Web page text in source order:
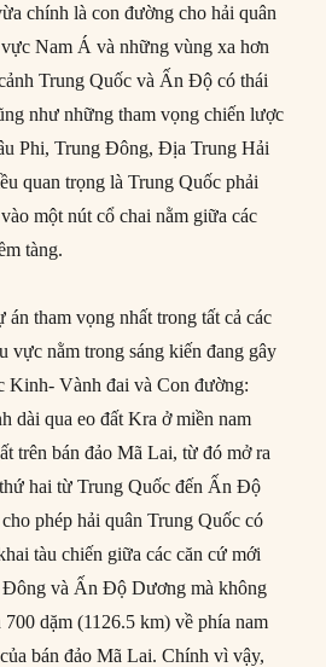
chính là con đường cho hải quân
Nam Á và những vùng xa hơn
Trung Quốc và Ấn Độ có thái
như những tham vọng chiến lược
Phi, Trung Đông, Địa Trung Hải
quan trọng là Trung Quốc phải
một nút cổ chai nằm giữa các
tàng.
tham vọng nhất trong tất cả các
vực nằm trong sáng kiến đang gây
Kinh- Vành đai và Con đường:
dài qua eo đất Kra ở miền nam
trên bán đảo Mã Lai, từ đó mở ra
hai từ Trung Quốc đến Ấn Độ
phép hải quân Trung Quốc có
tàu chiến giữa các căn cứ mới
và Ấn Độ Dương mà không
dặm (1126.5 km) về phía nam
bán đảo Mã Lai. Chính vì vậy,